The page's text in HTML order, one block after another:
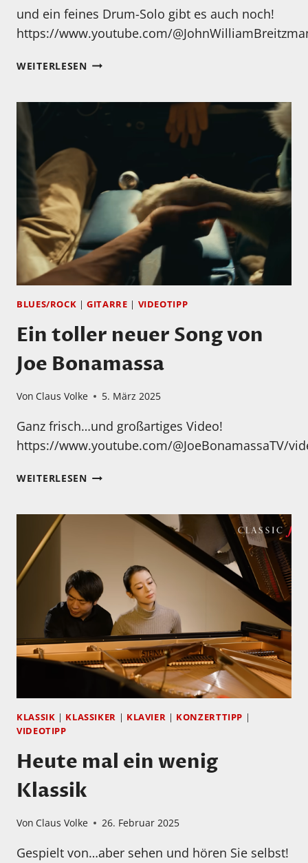
und ein feines Drum-Solo gibt es auch noch!
https://www.youtube.com/
WEITERLESENORIANTHI
BLUES/ROCK |GITARRE | VIDEOTIPP
Ein toller neuer Song von
Joe Bonamassa
Von Claus Volke 5. März 2025
Ganz frisch…und großartiges Video!
https://www.youtube.com/@JoeBonamassaTV/
WEITERLESENEIN
BONAMASSA
KLASSIK | KLASSIKER | KLAVIER | KONZERTTIPP |
VIDEOTIPP
Heute mal ein wenig
Klassik
Von Claus Volke 26. Februar 2025
Gespielt von…aber sehen und hören Sie selbst!